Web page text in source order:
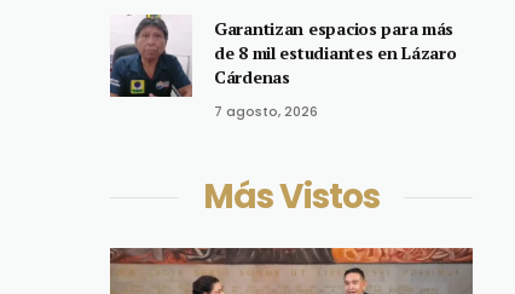
Garantizan espacios para más
de 8 mil estudiantes en Lázaro
Cárdenas
7 agosto, 2026
Más Vistos